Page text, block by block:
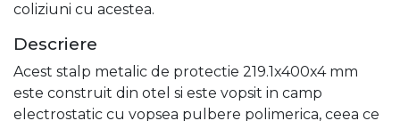
coliziuni cu acestea.
Descriere
Acest stalp metalic de protectie 219.1x400x4 mm
este construit din otel si este vopsit in camp
electrostatic cu vopsea pulbere polimerica, ceea ce